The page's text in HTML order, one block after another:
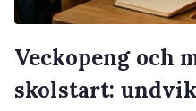
Veckopeng och
skolstart: